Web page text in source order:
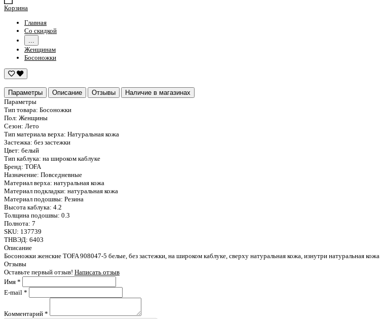
Корзина
Главная
Со скидкой
...
Женщинам
Босоножки
Параметры Описание Отзывы
Наличие в магазинах
Параметры
Тип товара: Босоножки
Пол: Женщины
Сезон: Лето
Тип материала верха: Натуральная кожа
Застежка: без застежки
Цвет: белый
Тип каблука: на широком каблуке
Бренд: TOFA
Назначение: Повседневные
Материал верха: натуральная кожа
Материал подкладки: натуральная кожа
Материал подошвы: Резина
Высота каблука: 4.2
Толщина подошвы: 0.3
Полнота: 7
SKU: 137739
ТНВЭД: 6403
Описание
Босоножки женские TOFA 908047-5 белые, без застежки, на широком каблуке, сверху натуральная кожа, изнутри натуральная кожа
Отзывы
Оставьте первый отзыв! Написать отзыв
Имя *
E-mail *
Комментарий *